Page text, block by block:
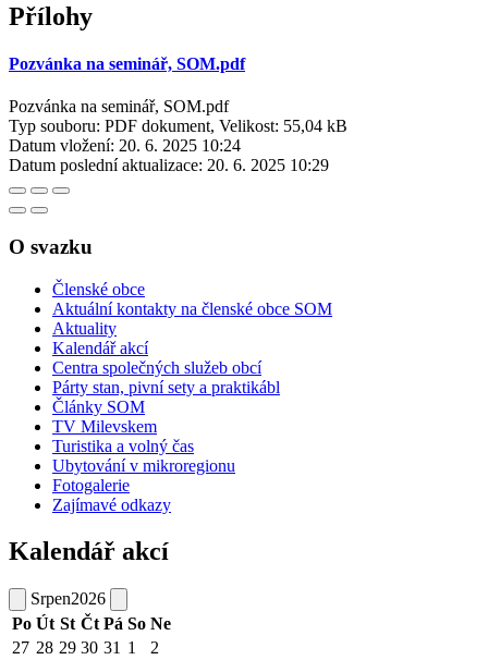
Přílohy
Pozvánka na seminář, SOM.pdf
Pozvánka na seminář, SOM.pdf
Typ souboru: PDF dokument, Velikost: 55,04 kB
Datum vložení: 20. 6. 2025 10:24
Datum poslední aktualizace: 20. 6. 2025 10:29
O svazku
Členské obce
Aktuální kontakty na členské obce SOM
Aktuality
Kalendář akcí
Centra společných služeb obcí
Párty stan, pivní sety a praktikábl
Články SOM
TV Milevskem
Turistika a volný čas
Ubytování v mikroregionu
Fotogalerie
Zajímavé odkazy
Kalendář akcí
Srpen2026
Po Út St Čt Pá So Ne
27 28 29 30 31 1
2